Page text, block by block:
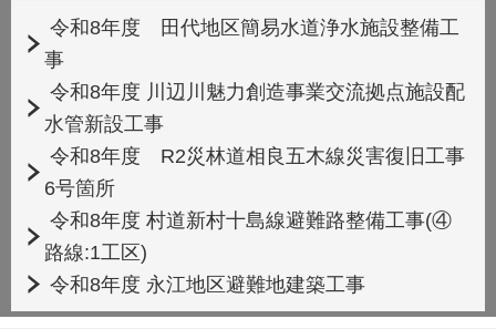
令和8年度 田代地区簡易水道浄水施設整備工
事
令和8年度 川辺川魅力創造事業交流拠点施設配
水管新設工事
令和8年度 R2災林道相良五木線災害復旧工事
6号箇所
令和8年度 村道新村十島線避難路整備工事(④
路線:1工区)
令和8年度 永江地区避難地建築工事